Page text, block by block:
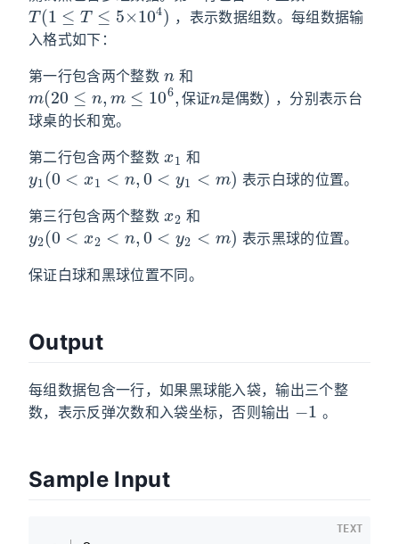
，表示数据组数。每组数据输
入格式如下：
第一行包含两个整数 和
保 证 是 偶 数
m(20≤n,m≤106, 保证
数)
，分别表示台
球桌的长和宽。
第二行包含两个整数 和
y1(0<x1<n,0<y1 <m)
表示白球的位置。
第三行包含两个整数 和
y2(0<x2<n,0<y 2< m)
表示黑球的位置。
保证白球和黑球位置不同。
Output
每组数据包含一行，如果黑球能入袋，输出三个整
数，表示反弹次数和入袋坐标，否则输出
−1
。
Sample Input
TEXT